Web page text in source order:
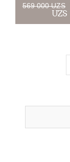
569 000 UZS
UZS